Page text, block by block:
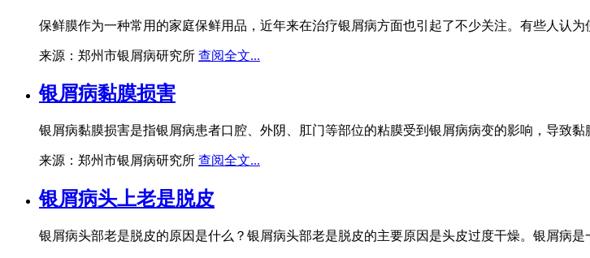
保鲜膜作为一种常用的家庭保鲜用品，近年来在治疗银屑病方面也引起了不少关注。有些人认
来源：郑州市银屑病研究所 查阅全文...
银屑病黏膜损害
银屑病黏膜损害是指银屑病患者口腔、外阴、肛门等部位的粘膜受到银屑病病变的影响，导致
来源：郑州市银屑病研究所 查阅全文...
银屑病头上老是脱皮
银屑病头部老是脱皮的原因是什么？银屑病头部老是脱皮的主要原因是头皮过度干燥。银屑病